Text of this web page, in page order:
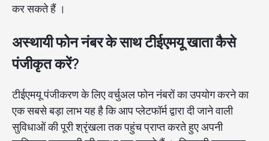
कर सकते हैं ।
अस्थायी फोन नंबर के साथ टीईएमयू खाता कैसे
पंजीकृत करें?
टीईएमयू पंजीकरण के लिए वर्चुअल फोन नंबरों का उपयोग करने का
एक सबसे बड़ा लाभ यह है कि आप प्लेटफॉर्म द्वारा दी जाने वाली
सुविधाओं की पूरी श्रृंखला तक पहुंच प्राप्त करते हुए अपनी